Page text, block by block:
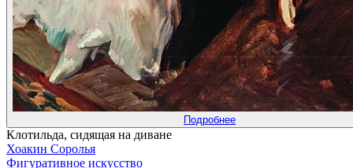
Подробнее
Клотильда, сидящая на диване
Хоакин Соролья
Фигуративное искусство